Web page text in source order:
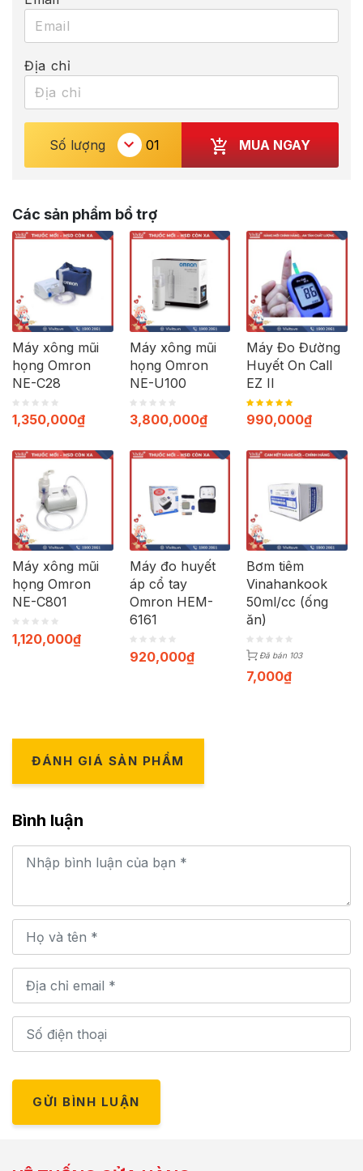
Địa chỉ
Số lượng MUA NGAY
Các sản phẩm bổ trợ
Máy xông mũi
họng Omron
NE-C28
1,350,000₫
Máy xông mũi
họng Omron
NE-U100
3,800,000₫
Máy Đo Đường
Huyết On Call
EZ II
990,000₫
Máy xông mũi
họng Omron
NE-C801
1,120,000₫
Máy đo huyết
áp cổ tay
Omron HEM-
6161
920,000₫
Bơm tiêm
Vinahankook
50ml/cc (ống
ăn)
Đã bán 103
7,000₫
ĐÁNH GIÁ SẢN PHẨM
Bình luận
GỬI BÌNH LUẬN